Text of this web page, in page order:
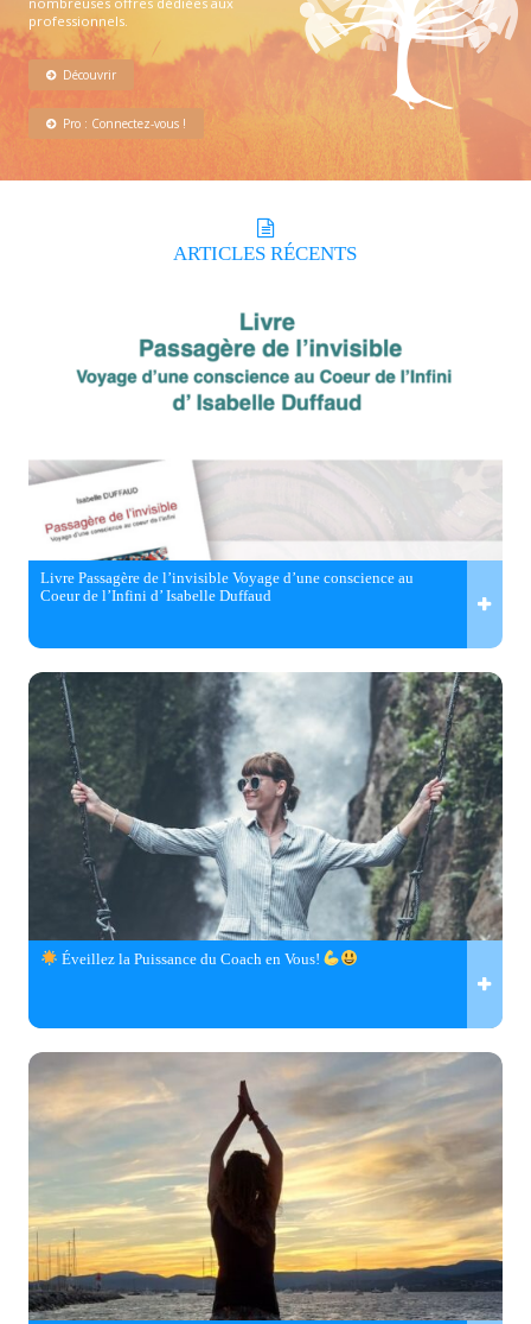
professionnels.
Découvrir
Pro : Connectez-vous !
ARTICLES RÉCENTS
Livre Passagère de l’invisible Voyage d’une conscience au
Coeur de l’Infini d’ Isabelle Duffaud
Éveillez la Puissance du Coach en Vous!